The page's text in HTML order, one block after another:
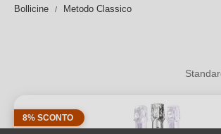
spumanti italiani e francesi
Bollicine Metodo Classico
8% SCONTO